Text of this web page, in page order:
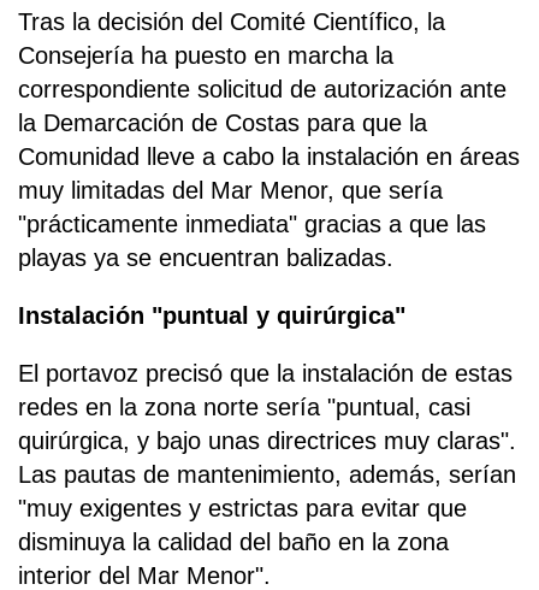
Tras la decisión del Comité Científico, la
Consejería ha puesto en marcha la
correspondiente solicitud de autorización ante
la Demarcación de Costas para que la
Comunidad lleve a cabo la instalación en áreas
muy limitadas del Mar Menor, que sería
"prácticamente inmediata" gracias a que las
playas ya se encuentran balizadas.
Instalación "puntual y quirúrgica"
El portavoz precisó que la instalación de estas
redes en la zona norte sería "puntual, casi
quirúrgica, y bajo unas directrices muy claras".
Las pautas de mantenimiento, además, serían
"muy exigentes y estrictas para evitar que
disminuya la calidad del baño en la zona
interior del Mar Menor".